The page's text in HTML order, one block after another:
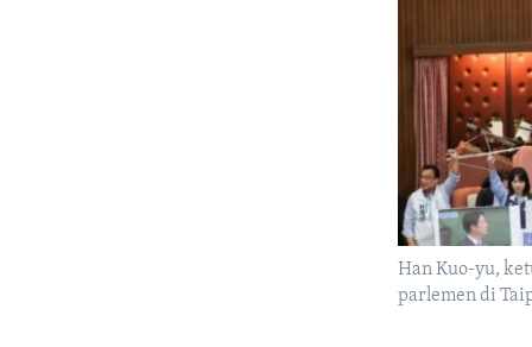
Han Kuo-yu,
parlemen di